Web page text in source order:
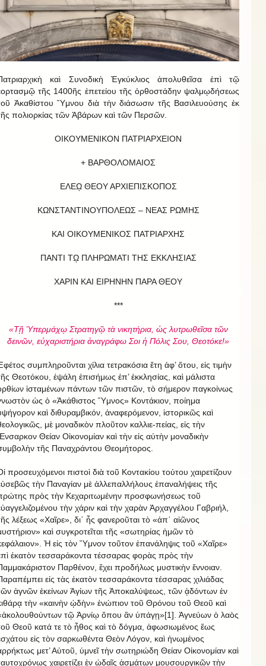
καὶ Συνοδικὴ Ἐγκύκλιος ἀπολυθεῖσα ἐπὶ τῷ
τῆς 1400ῆς ἐπετείου τῆς ὀρθοστάδην ψαλμῳδήσεως
Ἀκαθίστου Ὕμνου διὰ τὴν διάσωσιν τῆς Βασιλευούσης ἐκ
πολιορκίας τῶν Ἀβάρων καὶ τῶν Περσῶν.
ΟΙΚΟΥΜΕΝΙΚΟΝ ΠΑΤΡΙΑΡΧΕΙΟΝ
+ ΒΑΡΘΟΛΟΜΑΙΟΣ
ΕΛΕῼ ΘΕΟΥ ΑΡΧΙΕΠΙΣΚΟΠΟΣ
ΚΩΝΣΤΑΝΤΙΝΟΥΠΟΛΕΩΣ – ΝΕΑΣ ΡΩΜΗΣ
ΚΑΙ ΟΙΚΟΥΜΕΝΙΚΟΣ ΠΑΤΡΙΑΡΧΗΣ
ΠΑΝΤΙ Τῼ ΠΛΗΡΩΜΑΤΙ ΤΗΣ ΕΚΚΛΗΣΙΑΣ
ΧΑΡΙΝ ΚΑΙ ΕΙΡΗΝΗΝ ΠΑΡΑ ΘΕΟΥ
***
«Τῇ Ὑπερμάχῳ Στρατηγῷ τὰ νικητήρια, ὡς λυτρωθεῖσα τῶν
δεινῶν, εὐχαριστήρια ἀναγράφω Σοι ἡ Πόλις Σου, Θεοτόκε!»
συμπληροῦνται χίλια τετρακόσια ἔτη ἀφ’ ὅτου, εἰς τιμὴν
Θεοτόκου, ἐψάλη ἐπισήμως ἐπ’ ἐκκλησίας, καὶ μάλιστα
ἱσταμένων πάντων τῶν πιστῶν, τὸ σήμερον παγκοίνως
ὡς ὁ «Ἀκάθιστος Ὕμνος» Κοντάκιον, ποίημα
καὶ διθυραμβικόν, ἀναφερόμενον, ἱστορικῶς καὶ
μὲ μοναδικὸν πλοῦτον καλλιε-πείας, εἰς τὴν
Θείαν Οἰκονομίαν καὶ τὴν εἰς αὐτὴν μοναδικὴν
τῆς Παναχράντου Θεομήτορος.
προσευχόμενοι πιστοὶ διὰ τοῦ Κοντακίου τούτου χαιρετίζουν
τὴν Παναγίαν μὲ ἀλλεπαλλήλους ἐπαναλήψεις τῆς
πρὸς τὴν Κεχαριτωμένην προσφωνήσεως τοῦ
τὴν χάριν καὶ τὴν χαρὰν Ἀρχαγγέλου Γαβριήλ,
λέξεως «Χαῖρε», δι᾽ ἧς φανεροῦται τὸ «ἀπ᾽ αἰῶνος
καὶ συγκροτεῖται τῆς «σωτηρίας ἡμῶν τὸ
Ἡ εἰς τὸν Ὕμνον τοῦτον ἐπανάληψις τοῦ «Χαῖρε»
ἑκατὸν τεσσαράκοντα τέσσαρας φορὰς πρὸς τὴν
Παρθένον, ἔχει προδήλως μυστικὴν ἔννοιαν.
εἰς τὰς ἑκατὸν τεσσαράκοντα τέσσαρας χιλιάδας
ἁγνῶν ἐκείνων Ἁγίων τῆς Ἀποκαλύψεως, τῶν ᾀδόντων ἐν
τὴν «καινὴν ᾠδὴν» ἐνώπιον τοῦ Θρόνου τοῦ Θεοῦ καὶ
τῷ Ἀρνίῳ ὅπου ἂν ὑπάγῃ»[1]. Ἁγνεύων ὁ λαὸς
Θεοῦ κατά τε τὸ ἦθος καὶ τὸ δόγμα, ἀφωσιωμένος ἕως
εἰς τὸν σαρκωθέντα Θεὸν Λόγον, καὶ ἡνωμένος
μετ’ Αὐτοῦ, ὑμνεῖ τὴν σωτηριώδη Θείαν Οἰκονομίαν καὶ
χαιρετίζει ἐν ᾠδαῖς ᾀσμάτων μουσουργικῶν τὴν